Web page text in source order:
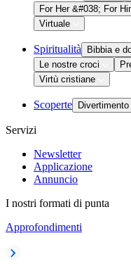
For Her &#038; For
Virtuale
Spiritualità Bibbia e
Le nostre croci
Virtù cristiane
Scoperte Divertimento
Servizi
Newsletter
Applicazione
Annuncio
I nostri formati di punta
Approfondimenti